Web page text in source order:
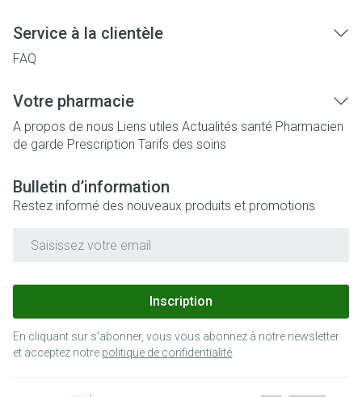
Service à la clientèle
FAQ
Votre pharmacie
A propos de nous Liens utiles Actualités santé Pharmacien
de garde Prescription Tarifs des soins
Bulletin d’information
Restez informé des nouveaux produits et promotions
Inscription
En cliquant sur s'abonner, vous vous abonnez à notre newsletter
et acceptez notre politique de confidentialité